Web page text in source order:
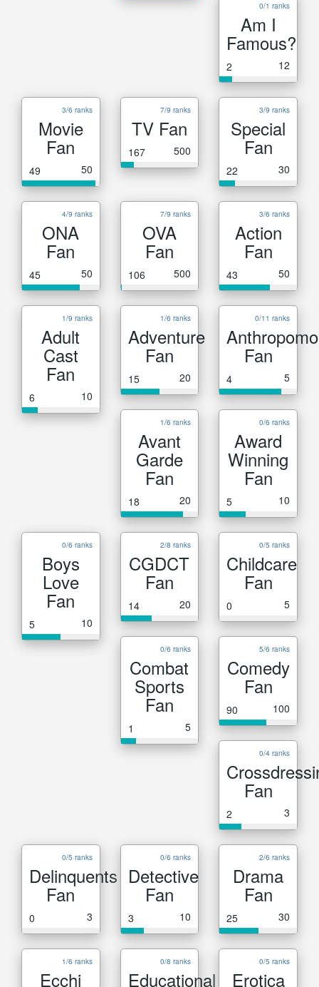
0/1 ranks
Am I
Famous?
2 12
3/6 ranks
Movie
Fan
49 50
7/9 ranks
TV Fan
167 500
3/9 ranks
Special
Fan
22 30
4/9 ranks
ONA
Fan
45 50
7/9 ranks
OVA
Fan
106 500
3/6 ranks
Action
Fan
43 50
1/9 ranks
Adult
Cast
Fan
6 10
1/6 ranks
Adventure
Fan
15 20
0/11 ranks
Fan
4 5
1/6 ranks
Avant
Garde
Fan
18 20
0/6 ranks
Award
Winning
Fan
5 10
0/6 ranks
Boys
Love
Fan
5 10
2/8 ranks
CGDCT
Fan
14 20
0/5 ranks
Childcare
Fan
0 5
0/6 ranks
Combat
Sports
Fan
1 5
5/6 ranks
Comedy
Fan
90 100
0/4 ranks
Fan
2 3
0/5 ranks
Delinquents
Fan
0 3
0/6 ranks
Detective
Fan
3 10
2/6 ranks
Drama
Fan
25 30
1/6 ranks
Ecchi
0/8 ranks
Educational
0/5 ranks
Erotica